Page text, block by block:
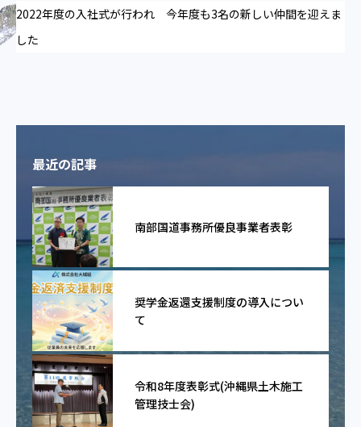
2022年度の入社式が行われ 今年度も3名の新しい仲間を迎えま
した
最近の記事
南部国道事務所優良事業者表彰
奨学金返還支援制度の導入につい
て
令和8年度表彰式(沖縄県土木施工
管理技士会)